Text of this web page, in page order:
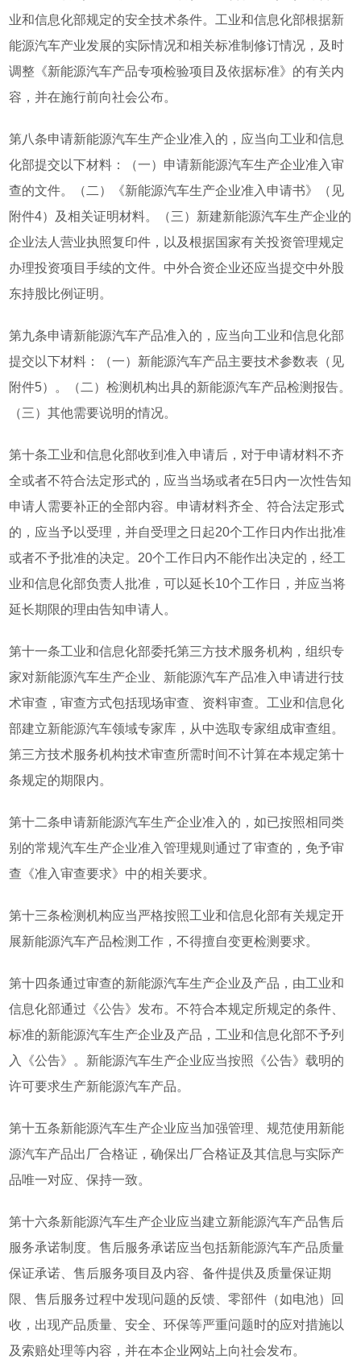
业和信息化部规定的安全技术条件。工业和信息化部根据新
能源汽车产业发展的实际情况和相关标准制修订情况，及时
调整《新能源汽车产品专项检验项目及依据标准》的有关内
容，并在施行前向社会公布。
第八条申请新能源汽车生产企业准入的，应当向工业和信息
化部提交以下材料：（一）申请新能源汽车生产企业准入审
查的文件。（二）《新能源汽车生产企业准入申请书》（见
附件4）及相关证明材料。（三）新建新能源汽车生产企业的
企业法人营业执照复印件，以及根据国家有关投资管理规定
办理投资项目手续的文件。中外合资企业还应当提交中外股
东持股比例证明。
第九条申请新能源汽车产品准入的，应当向工业和信息化部
提交以下材料：（一）新能源汽车产品主要技术参数表（见
附件5）。（二）检测机构出具的新能源汽车产品检测报告。
（三）其他需要说明的情况。
第十条工业和信息化部收到准入申请后，对于申请材料不齐
全或者不符合法定形式的，应当当场或者在5日内一次性告知
申请人需要补正的全部内容。申请材料齐全、符合法定形式
的，应当予以受理，并自受理之日起20个工作日内作出批准
或者不予批准的决定。20个工作日内不能作出决定的，经工
业和信息化部负责人批准，可以延长10个工作日，并应当将
延长期限的理由告知申请人。
第十一条工业和信息化部委托第三方技术服务机构，组织专
家对新能源汽车生产企业、新能源汽车产品准入申请进行技
术审查，审查方式包括现场审查、资料审查。工业和信息化
部建立新能源汽车领域专家库，从中选取专家组成审查组。
第三方技术服务机构技术审查所需时间不计算在本规定第十
条规定的期限内。
第十二条申请新能源汽车生产企业准入的，如已按照相同类
别的常规汽车生产企业准入管理规则通过了审查的，免予审
查《准入审查要求》中的相关要求。
第十三条检测机构应当严格按照工业和信息化部有关规定开
展新能源汽车产品检测工作，不得擅自变更检测要求。
第十四条通过审查的新能源汽车生产企业及产品，由工业和
信息化部通过《公告》发布。不符合本规定所规定的条件、
标准的新能源汽车生产企业及产品，工业和信息化部不予列
入《公告》。新能源汽车生产企业应当按照《公告》载明的
许可要求生产新能源汽车产品。
第十五条新能源汽车生产企业应当加强管理、规范使用新能
源汽车产品出厂合格证，确保出厂合格证及其信息与实际产
品唯一对应、保持一致。
第十六条新能源汽车生产企业应当建立新能源汽车产品售后
服务承诺制度。售后服务承诺应当包括新能源汽车产品质量
保证承诺、售后服务项目及内容、备件提供及质量保证期
限、售后服务过程中发现问题的反馈、零部件（如电池）回
收，出现产品质量、安全、环保等严重问题时的应对措施以
及索赔处理等内容，并在本企业网站上向社会发布。